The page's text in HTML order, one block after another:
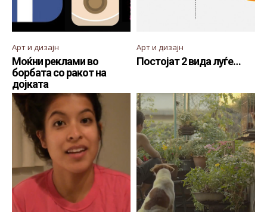
Арт и дизајн
Моќни реклами во
борбата со ракот на
дојката
Арт и дизајн
Постојат 2 вида луѓе…